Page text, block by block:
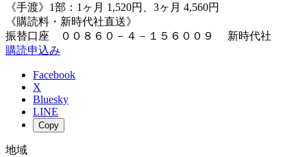
《手渡》1部：1ヶ月 1,520円、3ヶ月 4,560円
《購読料・新時代社直送》
振替口座 ００８６０－４－１５６００９ 新時代社
購読申込み
Facebook
X
Bluesky
LINE
Copy
地域